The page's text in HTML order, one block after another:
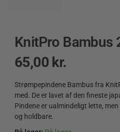
KnitPro Bambus
65,00 kr.
Strømpepindene Bambus fra
med. De er l avet af den fineste
Pindene er ualmindeligt l ette,
og holdbare.